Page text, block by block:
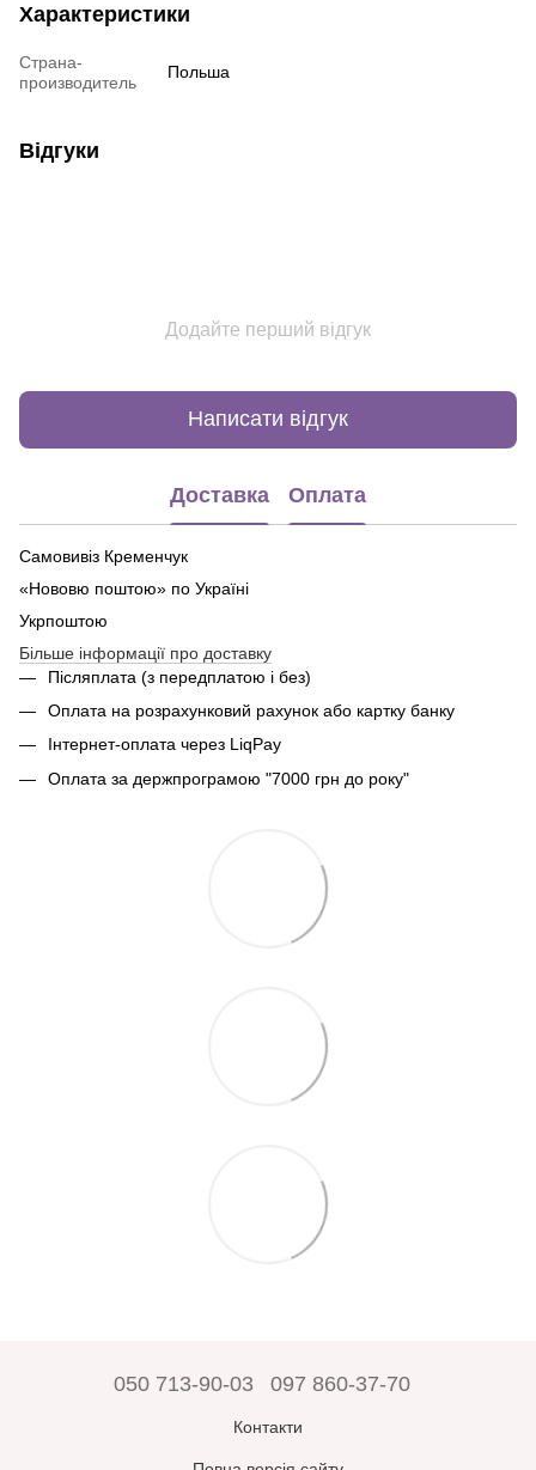
Характеристики
Страна-
производитель
Польша
Відгуки
Додайте перший відгук
Написати відгук
Доставка Оплата
Самовивіз Кременчук
«Нововю поштою» по Україні
Укрпоштою
Більше інформації про доставку
Післяплата (з передплатою і без)
Оплата на розрахунковий рахунок або картку банку
Інтернет-оплата через LiqPay
Оплата за держпрограмою "7000 грн до року"
050 713-90-03 097 860-37-70
Контакти